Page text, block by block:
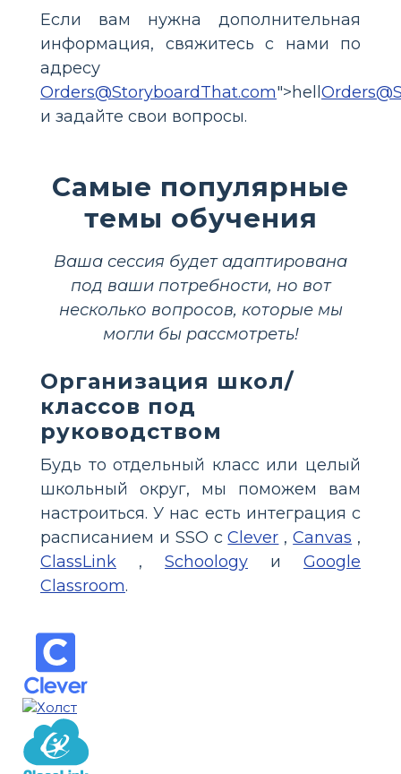
Если вам нужна дополнительная
информация, свяжитесь с нами по
адресу
Orders@StoryboardThat.com">hell
и задайте свои вопросы.
Самые популярные
темы обучения
Ваша сессия будет адаптирована
под ваши потребности, но вот
несколько вопросов, которые мы
могли бы рассмотреть!
Организация школ/
классов под
руководством
Будь то отдельный класс или целый
школьный округ, мы поможем вам
настроиться. У нас есть интеграция с
расписанием и SSO сClever ,Canvas ,
ClassLink , Schoology и Google
Classroom.